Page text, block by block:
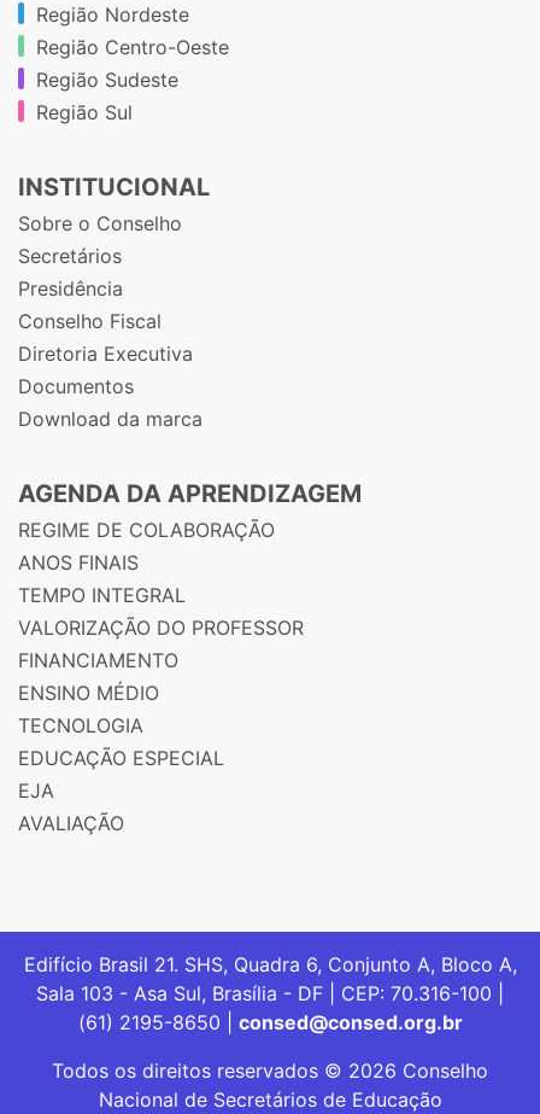
Região Nordeste
Região Centro-Oeste
Região Sudeste
Região Sul
INSTITUCIONAL
Sobre o Conselho
Secretários
Presidência
Conselho Fiscal
Diretoria Executiva
Documentos
Download da marca
AGENDA DA APRENDIZAGEM
REGIME DE COLABORAÇÃO
ANOS FINAIS
TEMPO INTEGRAL
VALORIZAÇÃO DO PROFESSOR
FINANCIAMENTO
ENSINO MÉDIO
TECNOLOGIA
EDUCAÇÃO ESPECIAL
EJA
AVALIAÇÃO
Edifício Brasil 21. SHS, Quadra 6, Conjunto A, Bloco A,
Sala 103 - Asa Sul, Brasília - DF | CEP: 70.316-100 |
(61) 2195-8650 | consed@consed.org.br
Todos os direitos reservados © 2026 Conselho
Nacional de Secretários de Educação